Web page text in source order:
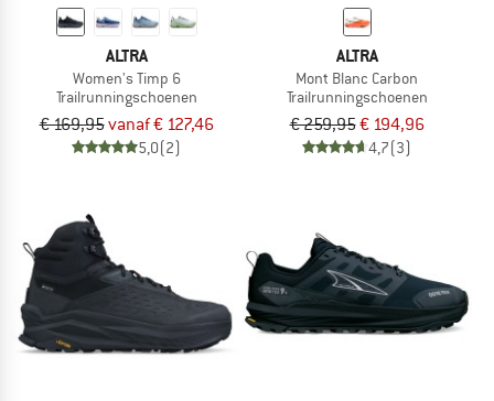
ALTRA
Women's Timp 6
Trailrunningschoenen
€ 169,95vanaf € 127,46
5,0(2)
ALTRA
Mont Blanc Carbon
Trailrunningschoenen
€ 259,95€ 194,96
4,7(3)